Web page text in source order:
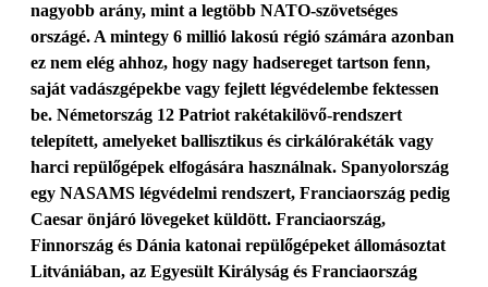
nagyobb arány, mint a legtöbb NATO-szövetséges
országé. A mintegy 6 millió lakosú régió számára azonban
ez nem elég ahhoz, hogy nagy hadsereget tartson fenn,
saját vadászgépekbe vagy fejlett légvédelembe fektessen
be. Németország 12 Patriot rakétakilövő-rendszert
telepített, amelyeket ballisztikus és cirkálórakéták vagy
harci repülőgépek elfogására használnak. Spanyolország
egy NASAMS légvédelmi rendszert, Franciaország pedig
Caesar önjáró lövegeket küldött. Franciaország,
Finnország és Dánia katonai repülőgépeket állomásoztat
Litvániában, az Egyesült Királyság és Franciaország